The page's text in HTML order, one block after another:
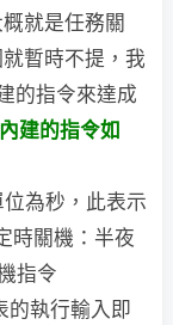
就是任務關
暫時不提，我
的指令來達成
建的指令如
為秒，此表示
時關機：半夜
指令
的執行輸入即